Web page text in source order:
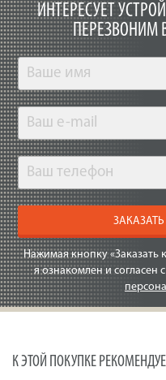
ИНТЕРЕСУЕТ
ПЕРЕЗВОНИМ
Нажимая кнопку «Заказать
я ознакомлен и согласен
К ЭТОЙ ПОКУПКЕ